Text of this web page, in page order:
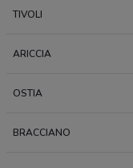
TIVOLI
ARICCIA
OSTIA
BRACCIANO